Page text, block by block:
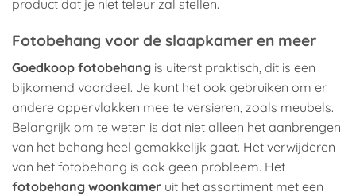
product dat je niet teleur zal stellen.
Fotobehang voor de slaapkamer en meer
Goedkoop fotobehang is uiterst praktisch, dit is een
bijkomend voordeel. Je kunt het ook gebruiken om er
andere oppervlakken mee te versieren, zoals meubels.
Belangrijk om te weten is dat niet alleen het aanbrengen
van het behang heel gemakkelijk gaat. Het verwijderen
van het fotobehang is ook geen probleem. Het
fotobehang woonkamer uit het assortiment met een